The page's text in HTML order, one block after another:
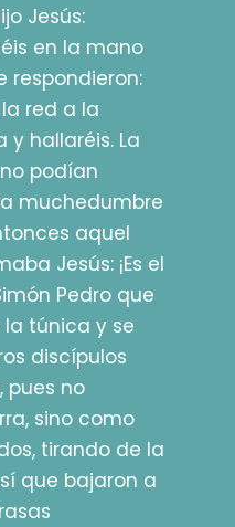
Jesús:
en la mano
respondieron:
la red a la
hallaréis. La
podían
muchedumbre
aquel
Jesús: ¡Es el
Pedro que
la túnica y se
discípulos
pues no
sino como
tirando de la
que bajaron a